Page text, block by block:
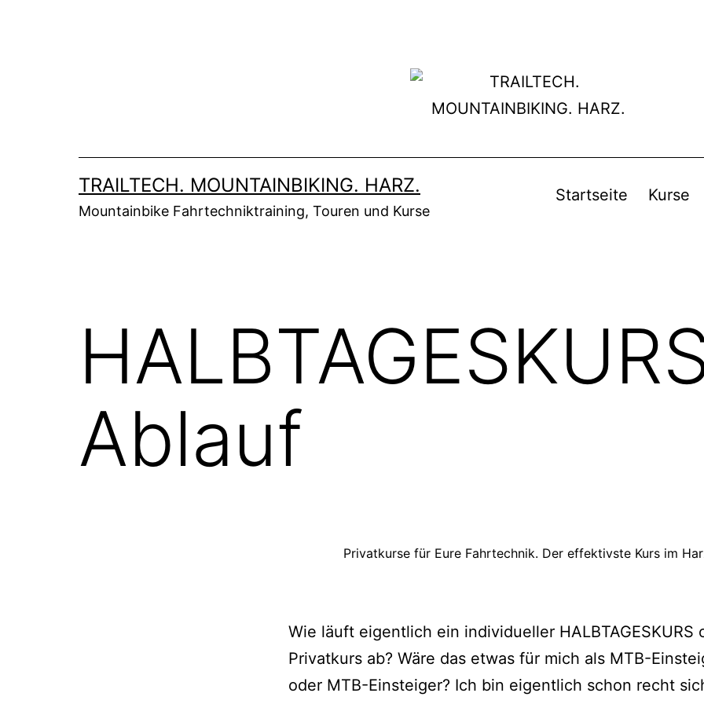
TRAILTECH. MOUNTAINBIKING. HARZ.
Mountainbike Fahrtechniktraining, Touren und Kurse
Startseite Kurse
Ablauf
Privatkurse für Eure Fahrtechnik. Der effektivste Kurs im
Wie läuft eigentlich ein individueller HALBTAGESKURS
Privatkurs ab? Wäre das etwas für mich als MTB-
oder MTB-Einsteiger? Ich bin eigentlich schon recht